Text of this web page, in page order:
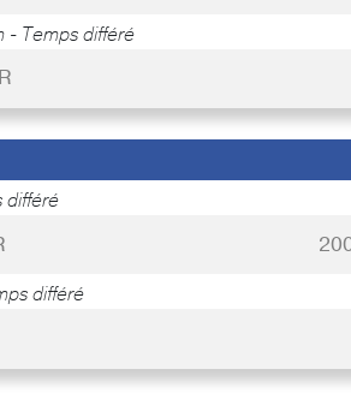
- Temps différé
différé
différé